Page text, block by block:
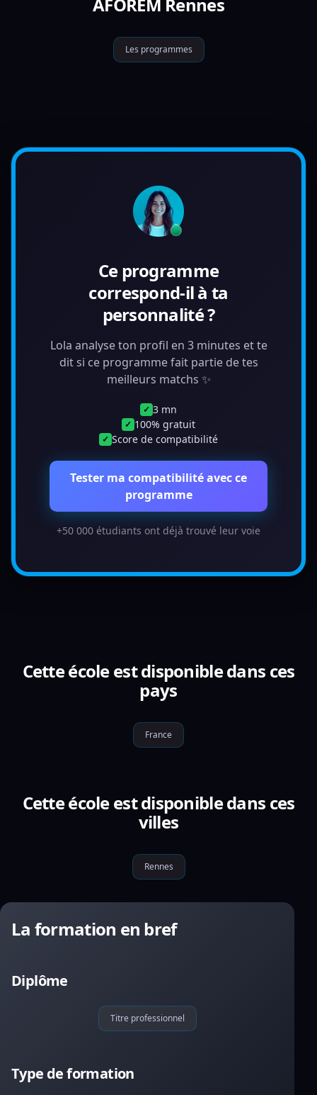
Les programmes
Ce programme
correspond-il à ta
personnalité ?
Lola analyse ton profil en 3 minutes et te
dit si ce programme fait partie de tes
meilleurs matchs ✨
✓ 3 mn
✓ 100% gratuit
✓ Score de compatibilité
Tester ma compatibilité avec ce
programme
+50 000 étudiants ont déjà trouvé leur voie
Cette école est disponible dans ces
pays
France
Cette école est disponible dans ces
villes
Rennes
La formation en bref
Diplôme
Titre professionnel
Type de formation